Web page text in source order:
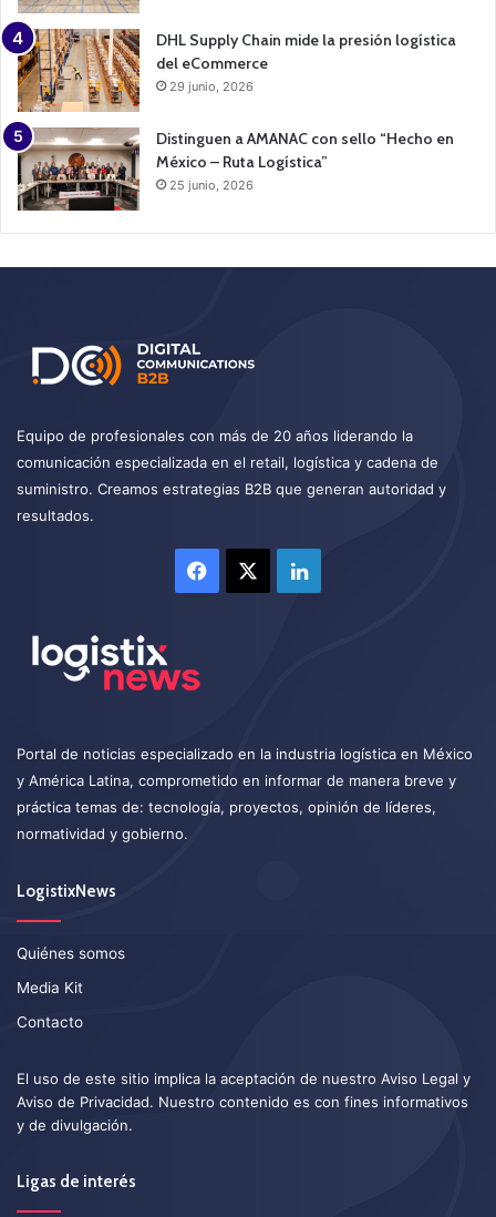
DHL Supply Chain mide la presión logística
del eCommerce
29 junio, 2026
Distinguen a AMANAC con sello “Hecho en
México – Ruta Logística”
25 junio, 2026
Equipo de profesionales con más de 20 años liderando la
comunicación especializada en el retail, logística y cadena de
suministro. Creamos estrategias B2B que generan autoridad y
resultados.
Facebook LinkedIn
Portal de noticias especializado en la industria logística en México
y América Latina, comprometido en informar de manera breve y
práctica temas de: tecnología, proyectos, opinión de líderes,
normatividad y gobierno.
LogistixNews
Quiénes somos
Media Kit
Contacto
El uso de este sitio implica la aceptación de nuestro Aviso Legal y
Aviso de Privacidad. Nuestro contenido es con fines informativos
y de divulgación.
Ligas de interés